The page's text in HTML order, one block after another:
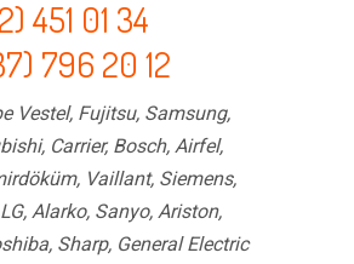
451 01 34
796 20 12
Vestel, Fujitsu, Samsung,
Carrier, Bosch, Airfel,
Vaillant, Siemens,
Alarko, Sanyo, Ariston,
Sharp, General Electric